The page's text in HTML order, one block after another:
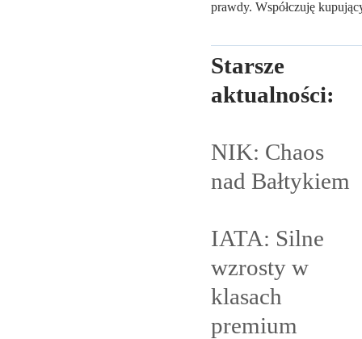
prawdy. Współczuję
Starsze
aktualności:
NIK: Chaos
nad Bałtykiem
IATA: Silne
wzrosty w
klasach
premium